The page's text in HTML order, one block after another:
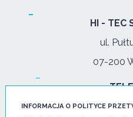
HI - TEC
ul.
07-200
tel:+48
INFORMACJA O POLITYCE